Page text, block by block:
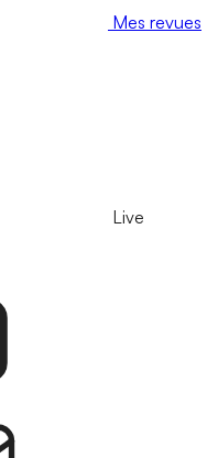
Mes revues
Live